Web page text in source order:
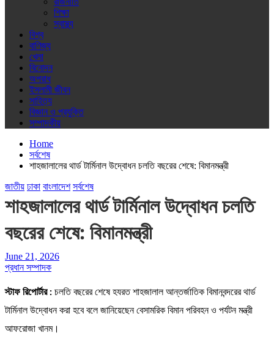
শিক্ষা
স্বাস্থ্য
বিশ্ব
বাণিজ্য
খেলা
বিনোদন
অপরাধ
ইসলামী জীবন
সাহিত্য
বিজ্ঞান ও প্রযুক্তি
সম্পাদকীয়
Home
সর্বশেষ
শাহজালালের থার্ড টার্মিনাল উদ্বোধন চলতি বছরের শেষে: বিমানমন্ত্রী
জাতীয় ঢাকা বাংলাদেশ সর্বশেষ
শাহজালালের থার্ড টার্মিনাল উদ্বোধন চলতি
বছরের শেষে: বিমানমন্ত্রী
June 21, 2026
প্রধান সম্পাদক
স্টাফ রিপোর্টার : চলতি বছরের শেষে হযরত শাহজালাল আন্তর্জাতিক বিমানবন্দরের থার্ড
টার্মিনাল উদ্বোধন করা হবে বলে জানিয়েছেন বেসামরিক বিমান পরিবহন ও পর্যটন মন্ত্রী
আফরোজা খানম।